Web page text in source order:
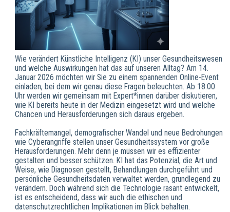
Wie verändert Künstliche Intelligenz (KI) unser Gesundheitswesen
und welche Auswirkungen hat das auf unseren Alltag? Am 14.
Januar 2026 möchten wir Sie zu einem spannenden Online-Event
einladen, bei dem wir genau diese Fragen beleuchten. Ab 18:00
Uhr werden wir gemeinsam mit Expert*innen darüber diskutieren,
wie KI bereits heute in der Medizin eingesetzt wird und welche
Chancen und Herausforderungen sich daraus ergeben.
Fachkräftemangel, demografischer Wandel und neue Bedrohungen
wie Cyberangriffe stellen unser Gesundheitssystem vor große
Herausforderungen. Mehr denn je müssen wir es effizienter
gestalten und besser schützen. KI hat das Potenzial, die Art und
Weise, wie Diagnosen gestellt, Behandlungen durchgeführt und
persönliche Gesundheitsdaten verwaltet werden, grundlegend zu
verändern. Doch während sich die Technologie rasant entwickelt,
ist es entscheidend, dass wir auch die ethischen und
datenschutzrechtlichen Implikationen im Blick behalten.